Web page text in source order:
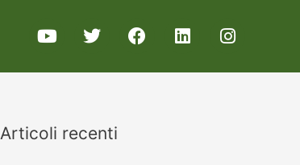
Articoli recenti